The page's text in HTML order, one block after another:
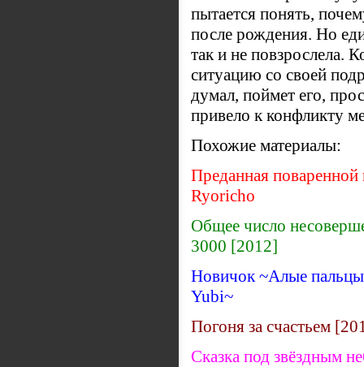
пытается понять,
после рождения. Но
так и не повзрослела.
ситуацию со своей
думал, поймет его,
привело к конфликту
Похожие материалы:
Преданная
Ryoricho
Общее число
3000 [2012]
Новичок ~Алые
Yubi~
Погоня за счастьем
Сказка под звёздным